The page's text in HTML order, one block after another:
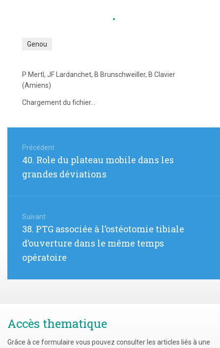
Genou
P Mertl, JF Lardanchet, B Brunschweiller, B Clavier
(Amiens)
Chargement du fichier...
de
l’article
Précédent
Article
:
40. Role du plateau mobile dans les
grandes déviations
Suivant
Article
:
38. PTG associée à l’ostéotomie tibiale
d’ouverture dans le même temps
opératoire
Accès thematique
Grâce à ce formulaire vous pouvez consulter les articles liés à une